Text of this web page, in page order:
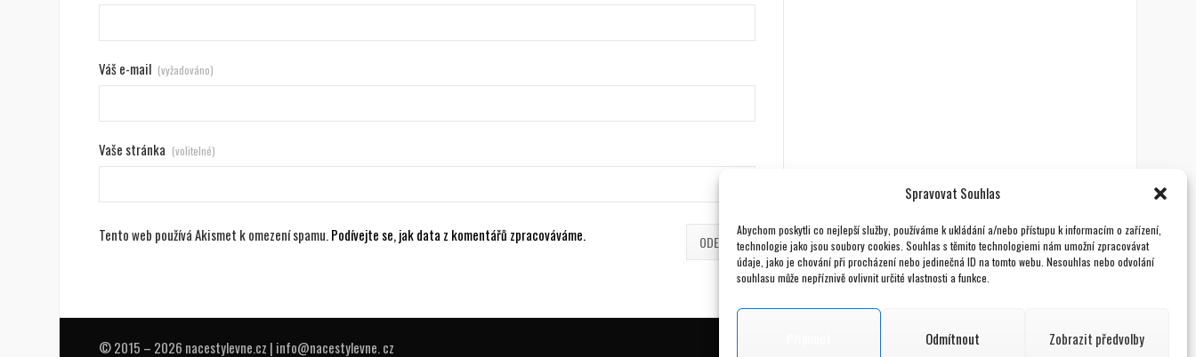
Spravovat Souhlas
Abychom poskytli co nejlepší služby, používáme k ukládání a/nebo přístupu k informacím o zařízení,
technologie jako jsou soubory cookies. Souhlas s těmito technologiemi nám umožní zpracovávat
údaje, jako je chování při procházení nebo jedinečná ID na tomto webu. Nesouhlas nebo odvolání
souhlasu může nepříznivě ovlivnit určité vlastnosti a funkce.
Odmítnout Zobrazit předvolby
Váš e-mail (vyžadováno)
Vaše stránka (volitelné)
Tento web používá Akismet k omezení spamu.Podívejte se, jak data z komentářů zpracováváme.
© 2015 – 2026 nacestylevne.cz | info@nacestylevne. cz